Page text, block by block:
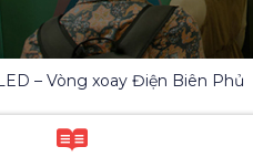
– Vòng xoay Điện Biên Phủ